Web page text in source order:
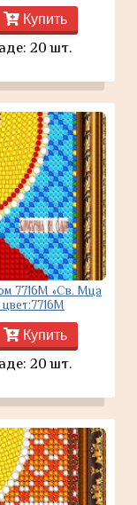
Купить
20 шт.
7716М «Св. Мца
Купить
20 шт.